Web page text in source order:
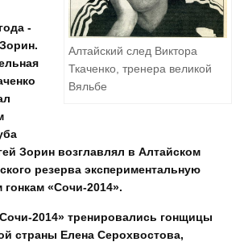
Алтайский след Виктора
Ткаченко, тренера великой
Вяльбе
-
Зорин возглавлял в Алтайском
резерва экспериментальную
«Сочи-2014».
2014» тренировались гонщицы
страны Елена Серохвостова,